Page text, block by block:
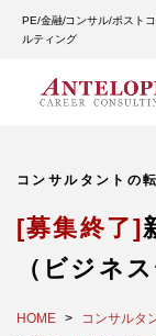
PE/金融/コンサル/ポスト
ルティング
コンサルタントの
[募集終了]
（ビジネ
HOME
コンサルタ